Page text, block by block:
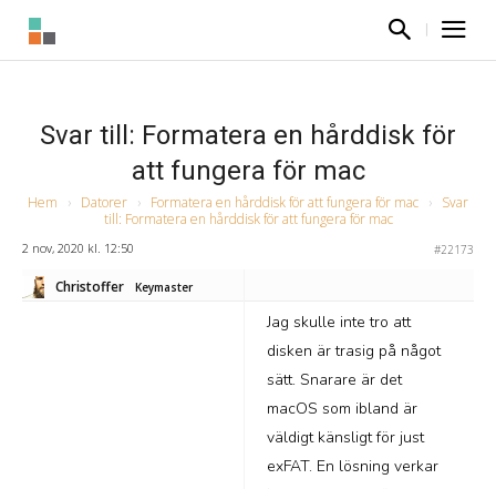
Svar till: Formatera en hårddisk för
att fungera för mac
Hem › Datorer › Formatera en hårddisk för att fungera för mac › Svar
till: Formatera en hårddisk för att fungera för mac
2 nov, 2020 kl. 12:50 #22173
Christoffer Keymaster
Jag skulle inte tro att
disken är trasig på något
sätt. Snarare är det
macOS som ibland är
väldigt känsligt för just
exFAT. En lösning verkar